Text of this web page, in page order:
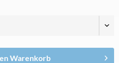
Warenkorb